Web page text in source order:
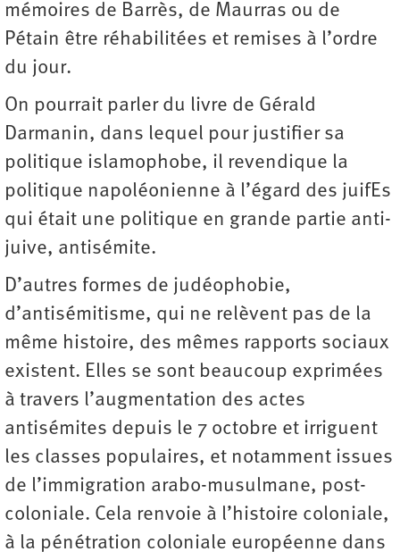
mémoires de Barrès, de Maurras ou de
Pétain être réhabilitées et remises à l’ordre
du jour.
On pourrait parler du livre de Gérald
Darmanin, dans lequel pour justifier sa
politique islamophobe, il revendique la
politique napoléonienne à l’égard des juifEs
qui était une politique en grande partie anti-
juive, antisémite.
D’autres formes de judéophobie,
d’antisémitisme, qui ne relèvent pas de la
même histoire, des mêmes rapports sociaux
existent. Elles se sont beaucoup exprimées
à travers l’augmentation des actes
antisémites depuis le 7 octobre et irriguent
les classes populaires, et notamment issues
de l’immigration arabo-musulmane, post-
coloniale. Cela renvoie à l’histoire coloniale,
à la pénétration coloniale européenne dans